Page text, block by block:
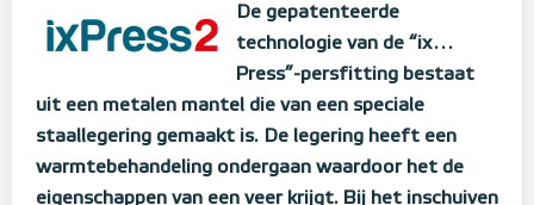
De gepatenteerde
technologie van de “ix…
Press”-persfitting bestaat
uit een metalen mantel die van een speciale
staallegering gemaakt is. De legering heeft een
warmtebehandeling ondergaan waardoor het de
eigenschappen van een veer krijgt. Bij het inschuiven